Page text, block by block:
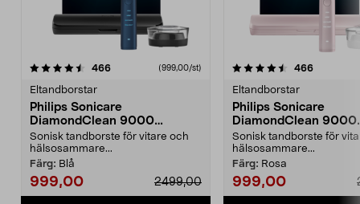
466recensioner(999,00/st)
Eltandborstar
Philips Sonicare
DiamondClean 9000
eltandborste, Special Edition
Sonisk tandborste för vitare och
hälsosammare...
Färg: Blå
999,00 2499,00
4.5 av 5 stjärnor 466
Eltandborstar
Philips Sonicare
DiamondClean 9000
eltandborste, Special
Sonisk tandborste för
hälsosammare...
Färg: Rosa
999,00
4.5 av 5 stjärnor